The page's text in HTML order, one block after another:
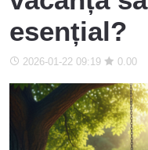
esențial?
2026-01-22 09:19 0.00